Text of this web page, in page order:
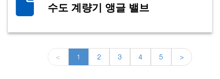
수도 계량기 앵글 밸브
< 1 2 3 4 5 >